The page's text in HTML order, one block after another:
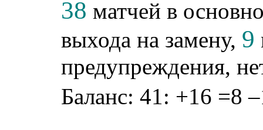
38 матчей в
выхода на замену, 9
предупреждения,
Баланс: 41: +16 =8